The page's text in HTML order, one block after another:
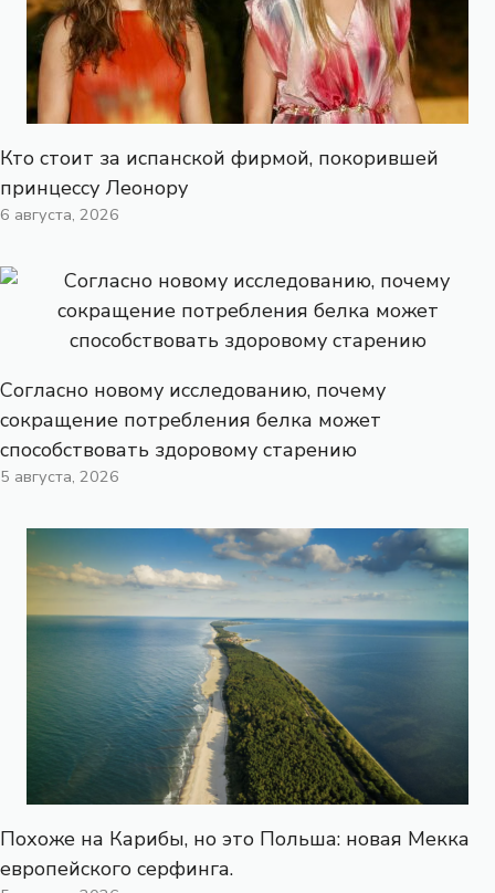
Кто стоит за испанской фирмой, покорившей
принцессу Леонору
6 августа, 2026
Согласно новому исследованию, почему
сокращение потребления белка может
способствовать здоровому старению
5 августа, 2026
Похоже на Карибы, но это Польша: новая Мекка
европейского серфинга.